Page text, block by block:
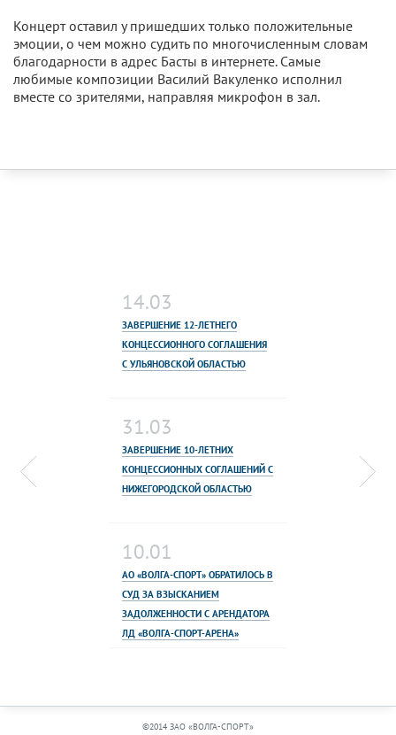
Концерт оставил у пришедших только положительные
эмоции, о чем можно судить по многочисленным словам
благодарности в адрес Басты в интернете. Самые
любимые композиции Василий Вакуленко исполнил
вместе со зрителями, направляя микрофон в зал.
14.03
ЗАВЕРШЕНИЕ 12-ЛЕТНЕГО
КОНЦЕССИОННОГО СОГЛАШЕНИЯ
С УЛЬЯНОВСКОЙ ОБЛАСТЬЮ
31.03
ЗАВЕРШЕНИЕ 10-ЛЕТНИХ
КОНЦЕССИОННЫХ СОГЛАШЕНИЙ С
НИЖЕГОРОДСКОЙ ОБЛАСТЬЮ
10.01
АО «ВОЛГА-СПОРТ» ОБРАТИЛОСЬ В
СУД ЗА ВЗЫСКАНИЕМ
ЗАДОЛЖЕННОСТИ С АРЕНДАТОРА
ЛД «ВОЛГА-СПОРТ-АРЕНА»
©2014 ЗАО «ВОЛГА-СПОРТ»